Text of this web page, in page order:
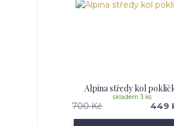
Alpina středy kol
700 Kč 449
skladem 3 ks